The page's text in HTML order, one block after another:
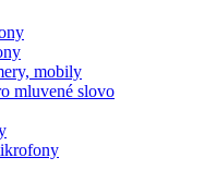
mobily
mluvené slovo